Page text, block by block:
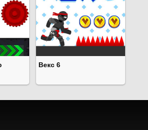
Векс 6